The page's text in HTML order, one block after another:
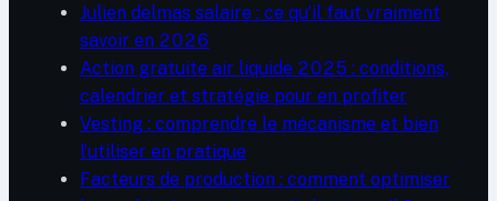
Julien delmas salaire : ce qu’il faut vraiment
savoir en 2026
Action gratuite air liquide 2025 : conditions,
calendrier et stratégie pour en profiter
Vesting : comprendre le mécanisme et bien
l’utiliser en pratique
Facteurs de production : comment optimiser